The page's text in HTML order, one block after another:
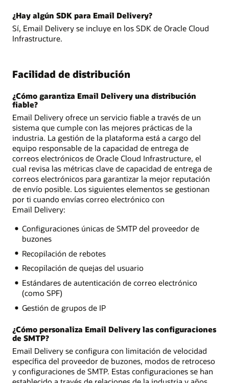
¿Hay algún SDK para Email Delivery?
Sí, Email Delivery se incluye en los SDK de Oracle Cloud
Infrastructure.
Facilidad de distribución
¿Cómo garantiza Email Delivery una distribución
fiable?
Email Delivery ofrece un servicio fiable a través de un
sistema que cumple con las mejores prácticas de la
industria. La gestión de la plataforma está a cargo del
equipo responsable de la capacidad de entrega de
correos electrónicos de Oracle Cloud Infrastructure, el
cual revisa las métricas clave de capacidad de entrega de
correos electrónicos para garantizar la mejor reputación
de envío posible. Los siguientes elementos se gestionan
por ti cuando envías correo electrónico con
Email Delivery:
Configuraciones únicas de SMTP del proveedor de
buzones
Recopilación de rebotes
Recopilación de quejas del usuario
Estándares de autenticación de correo electrónico
(como SPF)
Gestión de grupos de IP
¿Cómo personaliza Email Delivery las configuraciones
de SMTP?
Email Delivery se configura con limitación de velocidad
específica del proveedor de buzones, modos de retroceso
y configuraciones de SMTP. Estas configuraciones se han